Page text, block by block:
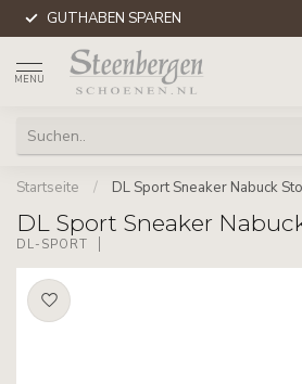
GUTHABEN SPAREN
MENU
Startseite / DL Sport Sneaker Nabuck
DL Sport Sneaker
DL-SPORT